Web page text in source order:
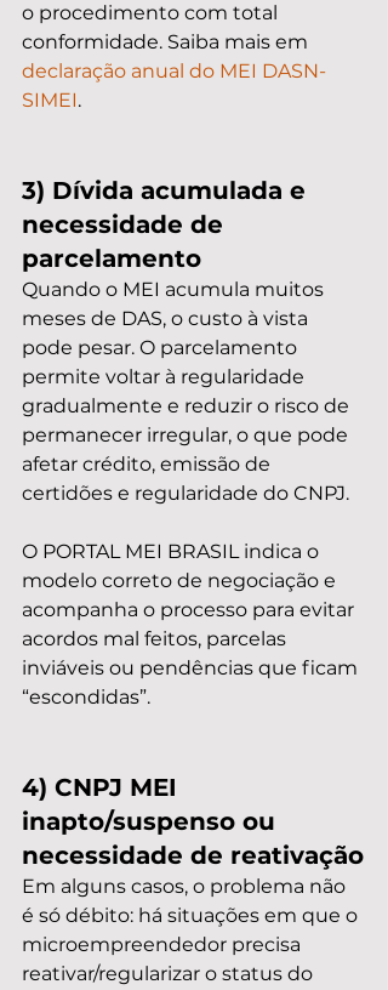
o procedimento com total
conformidade. Saiba mais em
declaração anual do MEI DASN-
SIMEI.
3) Dívida acumulada e
necessidade de
parcelamento
Quando o MEI acumula muitos
meses de DAS, o custo à vista
pode pesar. O parcelamento
permite voltar à regularidade
gradualmente e reduzir o risco de
permanecer irregular, o que pode
afetar crédito, emissão de
certidões e regularidade do CNPJ.
O PORTAL MEI BRASIL indica o
modelo correto de negociação e
acompanha o processo para evitar
acordos mal feitos, parcelas
inviáveis ou pendências que ficam
“escondidas”.
4) CNPJ MEI
inapto/suspenso ou
necessidade de reativação
Em alguns casos, o problema não
é só débito: há situações em que o
microempreendedor precisa
reativar/regularizar o status do